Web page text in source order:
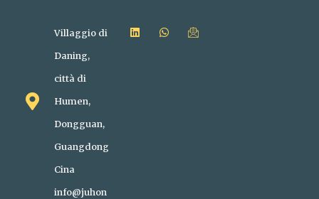
Villaggio di
Daning,
città di
Humen,
Dongguan,
Guangdong
Cina
info@juhon